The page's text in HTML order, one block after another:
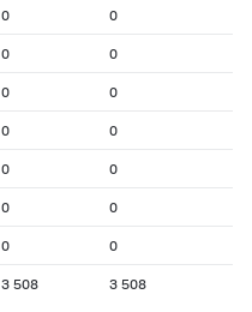
0 0
0 0
0 0
0 0
0 0
0 0
0 0
3 508 3 508